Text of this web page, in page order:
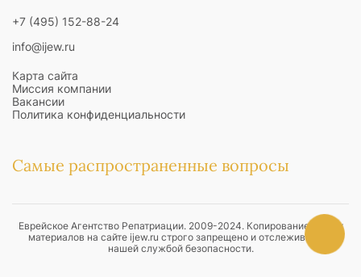
+7 (495) 152-88-24
info@ijew.ru
Карта сайта
Миссия компании
Вакансии
Политика конфиденциальности
Самые распространенные вопросы
Тест ДНК на Еврейство
Получение гражданства Израиля
Как активировать теудат зеут
Как получить ПМЖ в Израиле
Как уехать жить в Израиль
Медицинская страховка
️Еврейское Агентство Репатриации. 2009-2024. Копирование любых
материалов на сайте ijew.ru строго запрещено и отслеживается
нашей службой безопасности.